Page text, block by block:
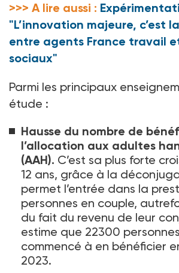
>>> A lire aussi :
"L’innovation majeure, c’est
entre agents France travail
sociaux"
Parmi les principaux
étude :
Hausse du nombre de
l’allocation aux adultes
(AAH). C’est sa plus forte
12 ans, grâce à la
permet l’entrée dans la
personnes en couple,
du fait du revenu de leur
estime que 22300
commencé à en bénéficier
2023.